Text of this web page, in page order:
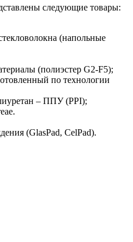
следующие товары:
(напольные
(полиэстер G2-F5);
по технологии
– ППУ (PPI);
(GlasPad, CelPad).